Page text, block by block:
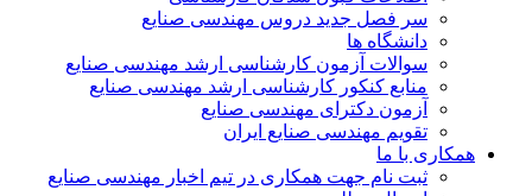
سر فصل جدید دروس مهندسی صنایع
دانشگاه ها
سوالات آزمون کارشناسی ارشد مهندسی صنایع
منابع کنکور کارشناسی ارشد مهندسی صنایع
آزمون دکترای مهندسی صنایع
تقویم مهندسی صنایع ایران
همکاری با ما
ثبت نام جهت همکاری در تیم اخبار مهندسی صنایع